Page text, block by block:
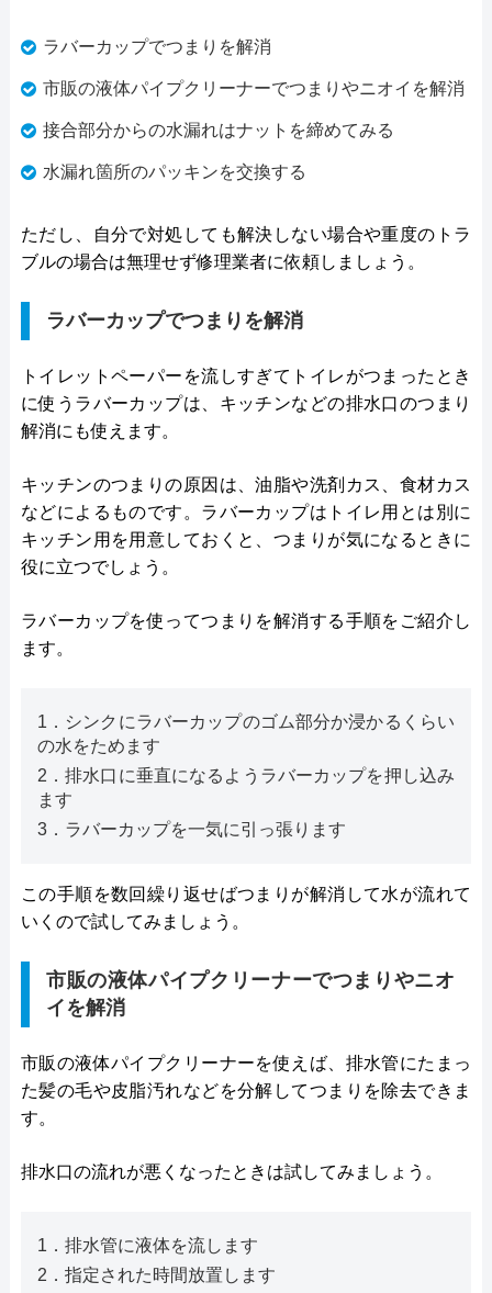
ラバーカップでつまりを解消
市販の液体パイプクリーナーでつまりやニオイを解消
接合部分からの水漏れはナットを締めてみる
水漏れ箇所のパッキンを交換する
ただし、自分で対処しても解決しない場合や重度のトラ
ブルの場合は無理せず修理業者に依頼しましょう。
ラバーカップでつまりを解消
トイレットペーパーを流しすぎてトイレがつまったとき
に使うラバーカップは、キッチンなどの排水口のつまり
解消にも使えます。
キッチンのつまりの原因は、油脂や洗剤カス、食材カス
などによるものです。ラバーカップはトイレ用とは別に
キッチン用を用意しておくと、つまりが気になるときに
役に立つでしょう。
ラバーカップを使ってつまりを解消する手順をご紹介し
ます。
1．シンクにラバーカップのゴム部分か浸かるくらい
の水をためます
2．排水口に垂直になるようラバーカップを押し込み
ます
3．ラバーカップを一気に引っ張ります
この手順を数回繰り返せばつまりが解消して水が流れて
いくので試してみましょう。
市販の液体パイプクリーナーでつまりやニオ
イを解消
市販の液体パイプクリーナーを使えば、排水管にたまっ
た髪の毛や皮脂汚れなどを分解してつまりを除去できま
す。
排水口の流れが悪くなったときは試してみましょう。
1．排水管に液体を流します
2．指定された時間放置します